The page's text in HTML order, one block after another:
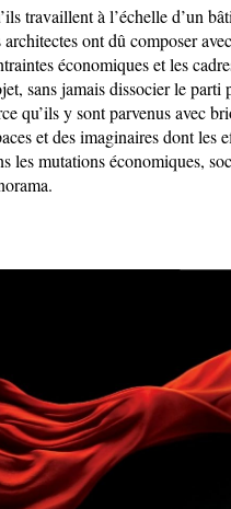
travaillent à l’échelle d’un
architectes ont dû composer
économiques et les
sans jamais dissocier le parti
qu’ils y sont parvenus avec
et des imaginaires dont les
les mutations économiques,